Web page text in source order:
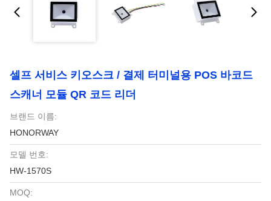
셀프 서비스 키오스크 / 결제 터미널용 POS 바코드
스캐너 모듈 QR 코드 리더
브랜드 이름:
HONORWAY
모델 번호:
HW-1570S
MOQ: